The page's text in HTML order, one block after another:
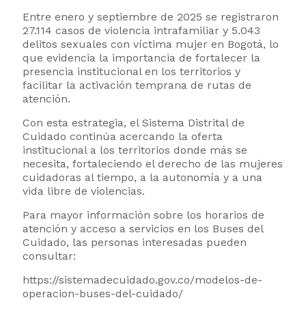
Entre enero y septiembre de 2025 se registraron
27.114 casos de violencia intrafamiliar y 5.043
delitos sexuales con víctima mujer en Bogotá, lo
que evidencia la importancia de fortalecer la
presencia institucional en los territorios y
facilitar la activación temprana de rutas de
atención.
Con esta estrategia, el Sistema Distrital de
Cuidado continúa acercando la oferta
institucional a los territorios donde más se
necesita, fortaleciendo el derecho de las mujeres
cuidadoras al tiempo, a la autonomía y a una
vida libre de violencias.
Para mayor información sobre los horarios de
atención y acceso a servicios en los Buses del
Cuidado, las personas interesadas pueden
consultar:
https://sistemadecuidado.gov.co/modelos-de-
operacion-buses-del-cuidado/